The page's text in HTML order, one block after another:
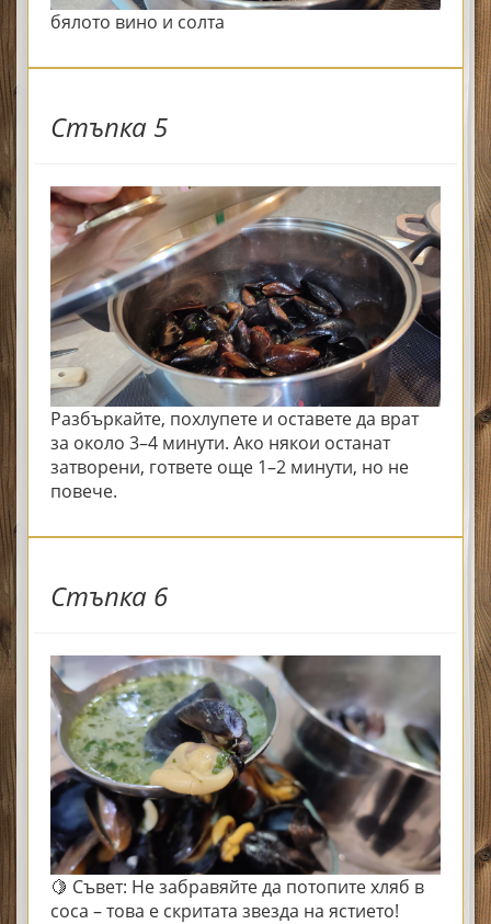
бялото вино и солта
Стъпка 5
Разбъркайте, похлупете и оставете да врат
за около 3–4 минути. Ако някои останат
затворени, гответе още 1–2 минути, но не
повече.
Стъпка 6
🍋 Съвет: Не забравяйте да потопите хляб в
соса – това е скритата звезда на ястието!